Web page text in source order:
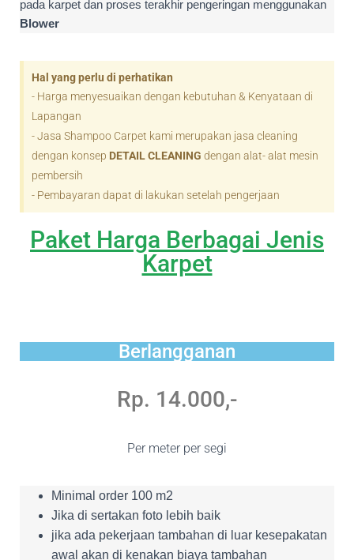
pada karpet dan proses terakhir pengeringan menggunakan
Blower
Hal yang perlu di perhatikan
- Harga menyesuaikan dengan kebutuhan & Kenyataan di
Lapangan
- Jasa Shampoo Carpet kami merupakan jasa cleaning
dengan konsep DETAIL CLEANING dengan alat- alat mesin
pembersih
- Pembayaran dapat di lakukan setelah pengerjaan
Paket Harga Berbagai Jenis
Karpet
Berlangganan
Rp. 14.000,-
Per meter per segi
Minimal order 100 m2
Jika di sertakan foto lebih baik
jika ada pekerjaan tambahan di luar kesepakatan
awal akan di kenakan biaya tambahan